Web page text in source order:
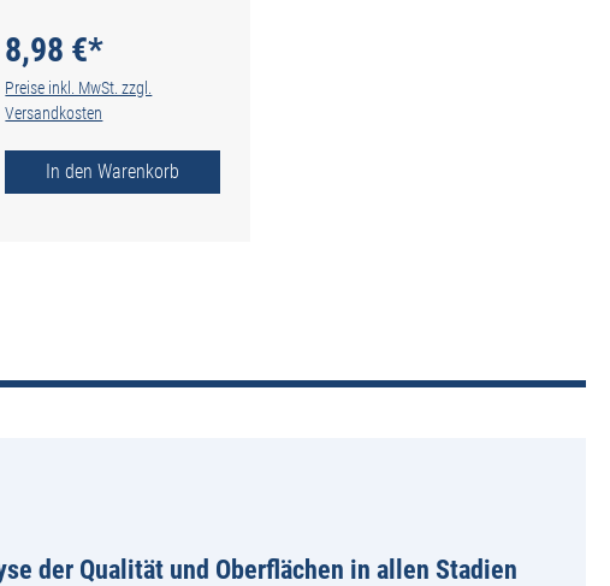
8,98 €*
Preise inkl. MwSt. zzgl.
Versandkosten
In den Warenkorb
der Qualität und Oberflächen in allen Stadien